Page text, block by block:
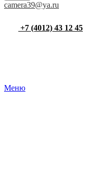
camera39@ya.ru
+7 (4012) 43 12 45
Меню